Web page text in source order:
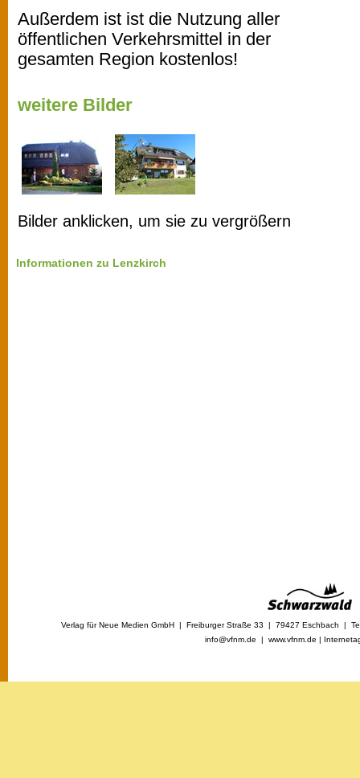
Außerdem ist ist die Nutzung aller
öffentlichen Verkehrsmittel in der
gesamten Region kostenlos!
weitere Bilder
Bilder anklicken, um sie zu vergrößern
Informationen zu Lenzkirch
Verlag für Neue Medien GmbH | Freiburger Straße 33 | 79427 Eschbach |
info@vfnm.de | www.vfnm.de |